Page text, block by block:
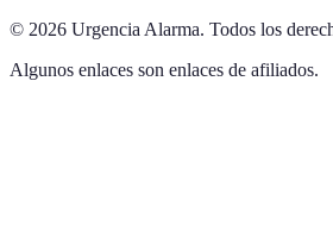
© 2026 Urgencia Alarma. Todos los
Algunos enlaces son enlaces de afiliados.